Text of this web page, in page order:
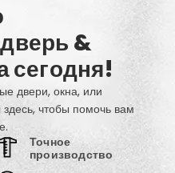
&
сегодня!
двери, окна, или
чтобы помочь вам
Точное
производство